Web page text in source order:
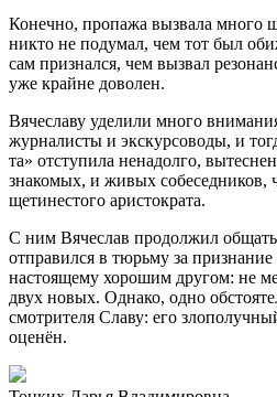
Конечно, пропажа вызвала много
никто не подумал, чем тот был
сам признался, чем вызвал
уже крайне доволен.
Вячеславу уделили много
журналисты и экскурсоводы, и
та» отступила ненадолго,
знакомых, и живых собеседников,
щетинестого аристократа.
С ним Вячеслав продолжил
отправился в тюрьму за
настоящему хорошим другом: не
двух новых. Однако, одно
смотрителя Славу: его
оценён.